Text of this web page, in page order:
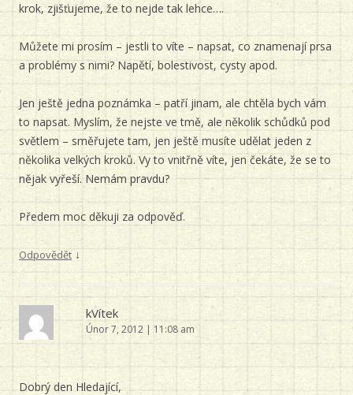
krok, zjišťujeme, že to nejde tak lehce….
Můžete mi prosím – jestli to víte – napsat, co znamenají prsa
a problémy s nimi? Napětí, bolestivost, cysty apod.
Jen ještě jedna poznámka – patří jinam, ale chtěla bych vám
to napsat. Myslím, že nejste ve tmě, ale několik schůdků pod
světlem – směřujete tam, jen ještě musíte udělat jeden z
několika velkých kroků. Vy to vnitřně víte, jen čekáte, že se to
nějak vyřeší. Nemám pravdu?
Předem moc děkuji za odpověď.
Odpovědět ↓
kVítek
Únor 7, 2012 | 11:08 am
Dobrý den Hledající,